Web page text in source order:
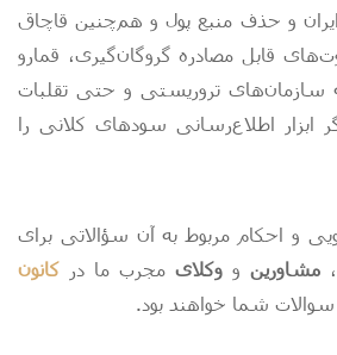
و حذف منبع پول و هم‌چنین قاچاق
قابل مصادره گروگان‌گیری، قمارو
سازمان‌های تروریستی و حتی تقلبات
ابزار اطلاع‌رسانی سودهای کلانی را
و احکام مربوط به آن سؤالاتی برای
مشاورین و وکلای مجرب ما در کانون
شما خواهند بود.